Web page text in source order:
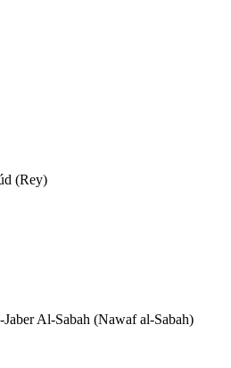
(Rey)
Al-Sabah (Nawaf al-Sabah)